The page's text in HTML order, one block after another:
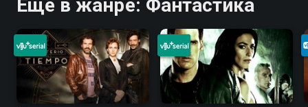
Ещё в жанре: Фантастика